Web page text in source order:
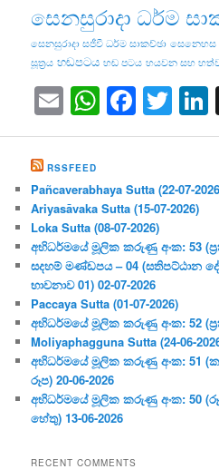
සෙනසුරාදා ධර්ම
සෙනසුරාදා සජීවී ධර්ම සාකච්ඡා සෙනෙහස
සූත්‍රය හඬපටය හඬ පටය හයවන සහ
Email
RSSFEED
Pañcaverabhaya Sutta (22-07-
Ariyasāvaka Sutta (15-07-2026)
Loka Sutta (08-07-2026)
අභිධර්මයේ මූලික කරුණු අංක: 53
සදහම් මණ්ඩපය – 04 (සතිපට්ඨාන
භාවනාව 01) 02-07-2026
Paccaya Sutta (01-07-2026)
අභිධර්මයේ මූලික කරුණු අංක: 52
Moliyaphagguna Sutta (24-06-
අභිධර්මයේ මූලික කරුණු අංක: 51
රූප) 20-06-2026
අභිධර්මයේ මූලික කරුණු අංක: 50
හේතු) 13-06-2026
RECENT COMMENTS